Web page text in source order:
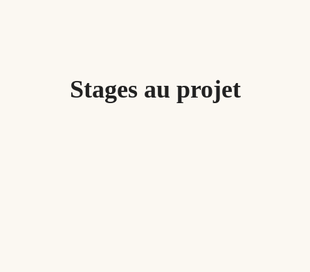
Stages au projet